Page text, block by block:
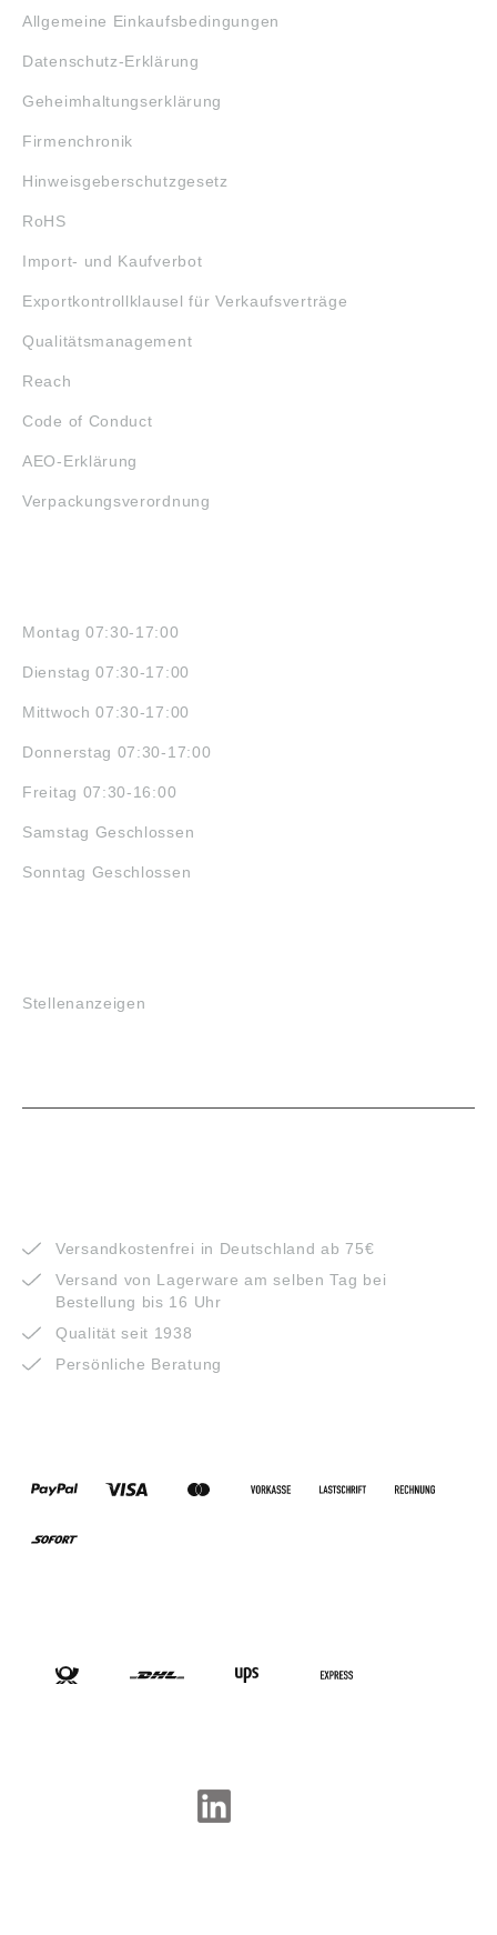
Allgemeine Einkaufsbedingungen
Datenschutz-Erklärung
Geheimhaltungserklärung
Firmenchronik
Hinweisgeberschutzgesetz
RoHS
Import- und Kaufverbot
Exportkontrollklausel für Verkaufsverträge
Qualitätsmanagement
Reach
Code of Conduct
AEO-Erklärung
Verpackungsverordnung
Montag 07:30-17:00
Dienstag 07:30-17:00
Mittwoch 07:30-17:00
Donnerstag 07:30-17:00
Freitag 07:30-16:00
Samstag Geschlossen
Sonntag Geschlossen
Stellenanzeigen
Versandkostenfrei in Deutschland ab 75€
Versand von Lagerware am selben Tag bei
Bestellung bis 16 Uhr
Qualität seit 1938
Persönliche Beratung